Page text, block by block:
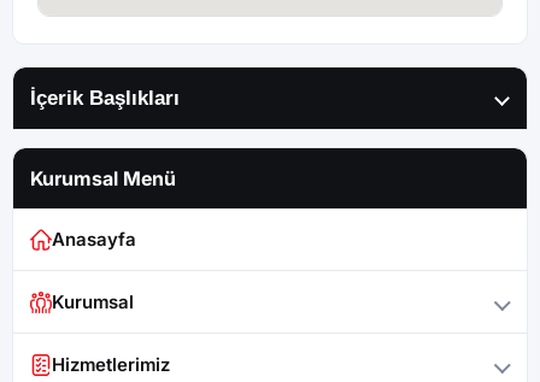
İçerik Başlıkları
Kurumsal Menü
Anasayfa
Kurumsal
Hizmetlerimiz